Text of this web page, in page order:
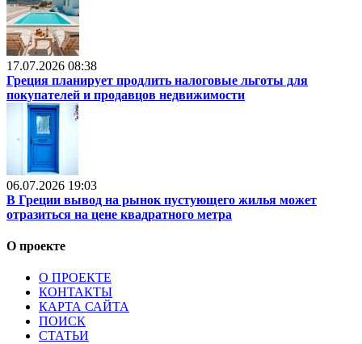
17.07.2026 08:38
Греция планирует продлить налоговые льготы для
покупателей и продавцов недвижимости
06.07.2026 19:03
В Греции вывод на рынок пустующего жилья может
отразиться на цене квадратного метра
О проекте
О ПРОЕКТЕ
КОНТАКТЫ
КАРТА САЙТА
ПОИСК
СТАТЬИ